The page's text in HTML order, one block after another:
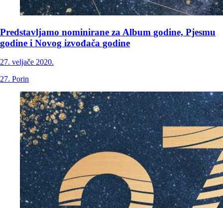
Predstavljamo nominirane za Album godine, Pjesmu
godine i Novog izvođača godine
27. veljače 2020.
27. Porin